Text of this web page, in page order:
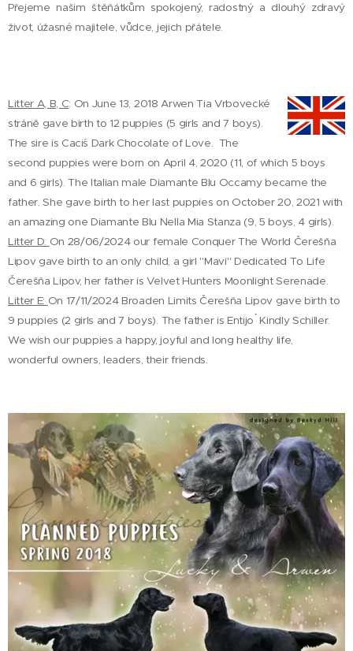
Přejeme našim štěňátkům spokojený, radostný a dlouhý zdravý
život, úžasné majitele, vůdce, jejich přátele.
Litter A, B, C: On June 13, 2018 Arwen Tia Vrbovecké
stráně gave birth to 12 puppies (5 girls and 7 boys).
The sire is Caci´s Dark Chocolate of Love. The
second puppies were born on April 4, 2020 (11, of which 5 boys
and 6 girls). The Italian male Diamante Blu Occamy became the
father. She gave birth to her last puppies on October 20, 2021 with
an amazing one Diamante Blu Nella Mia Stanza (9, 5 boys, 4 girls).
Litter D: On 28/06/2024 our female Conquer The World Čerešňa
Lipov gave birth to an only child, a girl "Mavi" Dedicated To Life
Čerešňa Lipov, her father is Velvet Hunters Moonlight Serenade.
Litter E: On 17/11/2024 Broaden Limits Čerešňa Lipov gave birth to
9 puppies (2 girls and 7 boys). The father is Entijo ́ Kindly Schiller.
We wish our puppies a happy, joyful and long healthy life,
wonderful owners, leaders, their friends.